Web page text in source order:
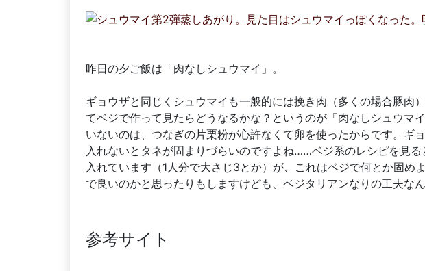
昨日の夕ご飯は「肉なしシュウマイ」。
ギョウザと同じくシュウマイも一般的には挽き肉（多くの場合豚肉
てベジで作って見たらどうなるかな？というのが「肉なしシュウマ
いないのは、つなぎの片栗粉が心許なくて卵を使ったからです。ギ
入れないとタネが固まりづらいのですよね……ベジ系のレシピを見
入れています（1人分で大さじ3とか）が、これはベジで何とか固め
で良いのかと思ったりもしますけども、ベジタリアンなりの工夫なん
参考サイト